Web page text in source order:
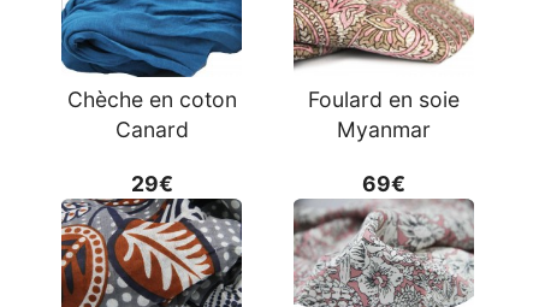
Chèche en coton
Canard
29€
Foulard en soie
Myanmar
69€